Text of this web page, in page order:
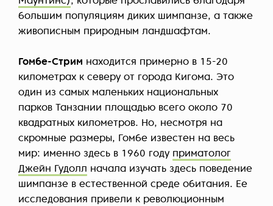
большим популяциям диких шимпанзе, а также
живописным природным ландшафтам.
Гомбе-Стрим находится примерно в 15-20
километрах к северу от города Кигома. Это
один из самых маленьких национальных
парков Танзании площадью всего около 70
квадратных километров. Но, несмотря на
скромные размеры, Гомбе известен на весь
мир: именно здесь в 1960 году приматолог
Джейн Гудолл начала изучать здесь поведение
шимпанзе в естественной среде обитания. Ее
исследования привели к революционным